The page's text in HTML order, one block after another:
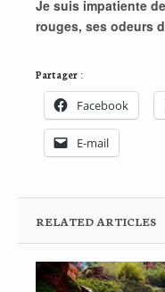
Je suis impatiente
rouges, ses odeurs
Partager :
Facebook
E-mail
RELATED ARTICLES